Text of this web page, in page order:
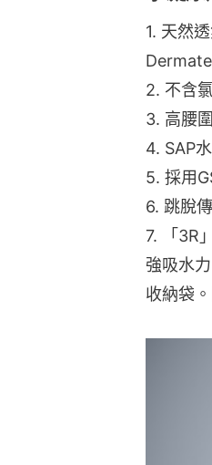
1. 天然
2. 不含
3. 高腰
4. SAP
5. 採用
6. 跳脫
7. 「3R
強吸水
收納袋